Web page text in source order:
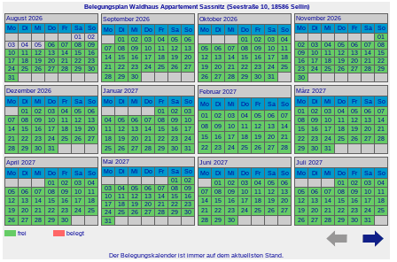
Belegungsplan Waldhaus Appartement Sassnitz (Seestraße 10, 18586 Sellin)
August 2026
Mo
Di Mi Do Fr Sa So
01
02
03
04 05 06 07 08
09
10
11 12 13 14 15
16
17
18 19 20 21 22
23
24
25 26 27 28 29
30
31
September 2026
Mo
Di Mi Do Fr Sa So
01 02 03 04 05
06
07
08 09 10 11 12
13
14
15 16 17 18 19
20
21
22 23 24 25 26
27
28
29 30
Oktober 2026
Mo
Di Mi Do Fr Sa So
01 02 03
04
05
06 07 08 09 10
11
12
13 14 15 16 17
18
19
20 21 22 23 24
25
26
27 28 29 30 31
November 2026
Mo
Di Mi Do Fr Sa So
01
02
03 04 05 06 07
08
09
10 11 12 13 14
15
16
17 18 19 20 21
22
23
24 25 26 27 28
29
30
Dezember 2026
Mo
Di Mi Do Fr Sa So
01 02 03 04 05
06
07
08 09 10 11 12
13
14
15 16 17 18 19
20
21
22 23 24 25 26
27
28
29 30 31
Januar 2027
Mo
Di Mi Do Fr Sa So
01 02
03
04
05 06 07 08 09
10
11
12 13 14 15 16
17
18
19 20 21 22 23
24
25
26 27 28 29 30 31
Februar 2027
Mo
Di Mi Do Fr Sa So
01 02 03 04 05 06
07
08
09 10 11 12 13
14
15
16 17 18 19 20
21
22
23 24 25 26 27 28
März 2027
Mo
Di Mi Do Fr Sa So
01 02 03 04 05 06
07
08
09 10 11 12 13
14
15
16 17 18 19 20
21
22
23 24 25 26 27
28
29
30 31
April 2027
Mo
Di Mi Do Fr Sa So
01 02 03
04
05
06 07 08 09 10
11
12
13 14 15 16 17
18
19
20 21 22 23 24
25
26
27 28 29 30
Mai 2027
Mo
Di Mi Do Fr Sa So
01
02
03
04 05 06 07 08
09
10
11 12 13 14 15
16
17
18 19 20 21 22
23
24
25 26 27 28 29
30
31
Juni 2027
Mo
Di Mi Do Fr Sa So
01 02 03 04 05
06
07
08 09 10 11 12
13
14
15 16 17 18 19
20
21
22 23 24 25 26
27
28
29 30
Juli 2027
Mo
Di Mi Do Fr Sa So
01 02 03
04
05
06 07 08 09 10
11
12
13 14 15 16 17
18
19
20 21 22 23 24
25
26
27 28 29 30 31
frei belegt
Der Belegungskalender ist immer auf dem aktuellsten Stand.